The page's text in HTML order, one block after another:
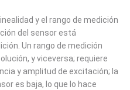
y el rango de medición
del sensor está
Un rango de medición
y viceversa; requiere
y amplitud de excitación; la
es baja, lo que lo hace